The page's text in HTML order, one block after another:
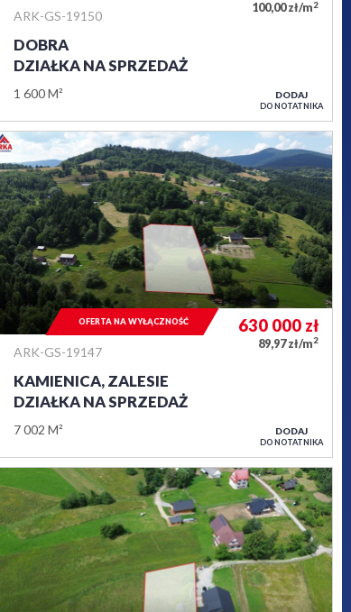
ARK-GS-19150
DOBRA
DZIAŁKA NA SPRZEDAŻ
1 600 M²
100,00 zł/m2
DODAJ
DO NOTATNIKA
ARK-GS-19147
KAMIENICA, ZALESIE
DZIAŁKA NA SPRZEDAŻ
7 002 M²
630 000 zł
89,97 zł/m2
OFERTA NA WYŁĄCZNOŚĆ
DODAJ
DO NOTATNIKA